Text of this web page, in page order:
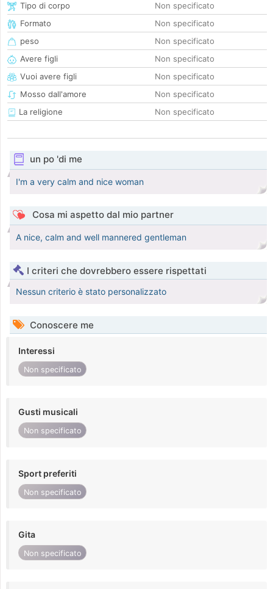
Tipo di corpo
Non specificato
Formato
Non specificato
peso
Non specificato
Avere figli
Non specificato
Vuoi avere figli
Non specificato
Mosso dall'amore
Non specificato
La religione
Non specificato
un po 'di me
I'm a very calm and nice woman
Cosa mi aspetto dal mio partner
A nice, calm and well mannered gentleman
I criteri che dovrebbero essere rispettati
Nessun criterio è stato personalizzato
Conoscere me
Interessi
Non specificato
Gusti musicali
Non specificato
Sport preferiti
Non specificato
Gita
Non specificato